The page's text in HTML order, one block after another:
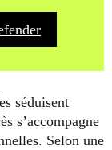
séduisent
s’accompagne
Selon une